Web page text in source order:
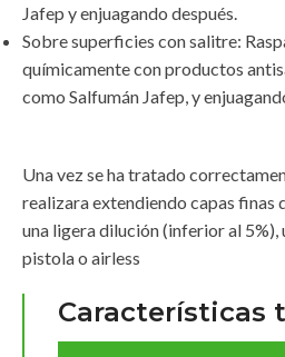
Jafep y enjuagando después.
Sobre superficies con salitre:
químicamente con productos
como Salfumán Jafep, y
Una vez se ha tratado
realizara extendiendo capas finas
una ligera dilución (inferior al 5%),
pistola o airless
Características